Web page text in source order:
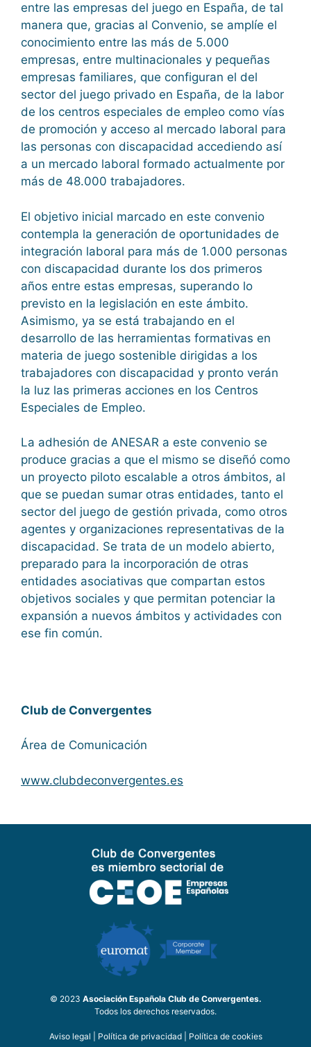
entre las empresas del juego en España, de tal
manera que, gracias al Convenio, se amplíe el
conocimiento entre las más de 5.000
empresas, entre multinacionales y pequeñas
empresas familiares, que configuran el del
sector del juego privado en España, de la labor
de los centros especiales de empleo como vías
de promoción y acceso al mercado laboral para
las personas con discapacidad accediendo así
a un mercado laboral formado actualmente por
más de 48.000 trabajadores.
El objetivo inicial marcado en este convenio
contempla la generación de oportunidades de
integración laboral para más de 1.000 personas
con discapacidad durante los dos primeros
años entre estas empresas, superando lo
previsto en la legislación en este ámbito.
Asimismo, ya se está trabajando en el
desarrollo de las herramientas formativas en
materia de juego sostenible dirigidas a los
trabajadores con discapacidad y pronto verán
la luz las primeras acciones en los Centros
Especiales de Empleo.
La adhesión de ANESAR a este convenio se
produce gracias a que el mismo se diseñó como
un proyecto piloto escalable a otros ámbitos, al
que se puedan sumar otras entidades, tanto el
sector del juego de gestión privada, como otros
agentes y organizaciones representativas de la
discapacidad. Se trata de un modelo abierto,
preparado para la incorporación de otras
entidades asociativas que compartan estos
objetivos sociales y que permitan potenciar la
expansión a nuevos ámbitos y actividades con
ese fin común.
Club de Convergentes
Área de Comunicación
www.clubdeconvergentes.es
© 2023 Asociación Española Club de Convergentes.
Todos los derechos reservados.
Aviso legal Política de privacidad Política de cookies